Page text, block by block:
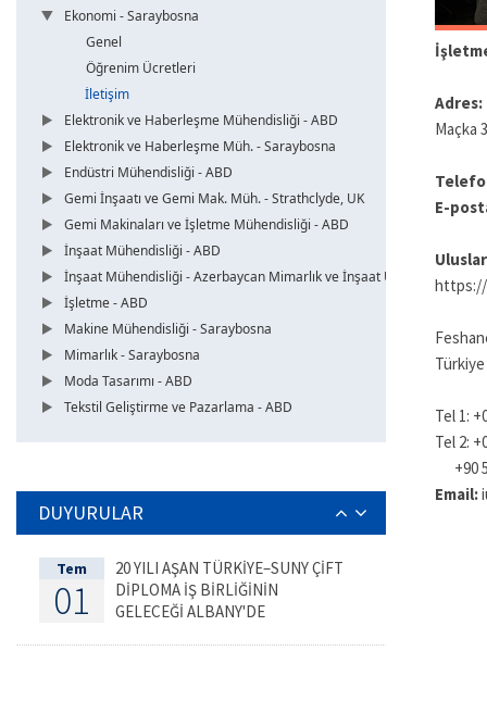
Ekonomi - Saraybosna
Genel
Öğrenim Ücretleri
İletişim
Elektronik ve Haberleşme Mühendisliği - ABD
Elektronik ve Haberleşme Müh. - Saraybosna
Endüstri Mühendisliği - ABD
Gemi İnşaatı ve Gemi Mak. Müh. - Strathclyde, UK
Gemi Makinaları ve İşletme Mühendisliği - ABD
İnşaat Mühendisliği - ABD
İnşaat Mühendisliği - Azerbaycan Mimarlık ve İnşaat Üni.
İşletme - ABD
Makine Mühendisliği - Saraybosna
Mimarlık - Saraybosna
Moda Tasarımı - ABD
Tekstil Geliştirme ve Pazarlama - ABD
DUYURULAR
Tem
01
20 YILI AŞAN TÜRKİYE–SUNY ÇİFT
DİPLOMA İŞ BİRLİĞİNİN
GELECEĞİ ALBANY'DE
Adres:
Maçka
E-
Türkiye
Tel 1:
Tel 2:
+90
Email: